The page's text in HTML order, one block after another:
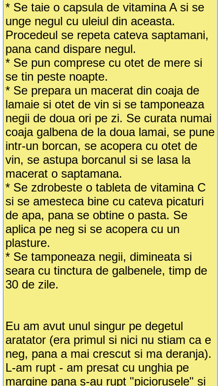
* Se taie o capsula de vitamina A si se
unge negul cu uleiul din aceasta.
Procedeul se repeta cateva saptamani,
pana cand dispare negul.
* Se pun comprese cu otet de mere si
se tin peste noapte.
* Se prepara un macerat din coaja de
lamaie si otet de vin si se tamponeaza
negii de doua ori pe zi. Se curata numai
coaja galbena de la doua lamai, se pune
intr-un borcan, se acopera cu otet de
vin, se astupa borcanul si se lasa la
macerat o saptamana.
* Se zdrobeste o tableta de vitamina C
si se amesteca bine cu cateva picaturi
de apa, pana se obtine o pasta. Se
aplica pe neg si se acopera cu un
plasture.
* Se tamponeaza negii, dimineata si
seara cu tinctura de galbenele, timp de
30 de zile.
Eu am avut unul singur pe degetul
aratator (era primul si nici nu stiam ca e
neg, pana a mai crescut si ma deranja).
L-am rupt - am presat cu unghia pe
margine pana s-au rupt "piciorusele" si